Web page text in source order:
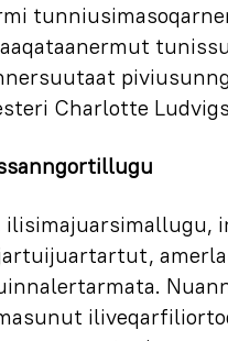
Charlotte
ilisimajuarsimallugu,